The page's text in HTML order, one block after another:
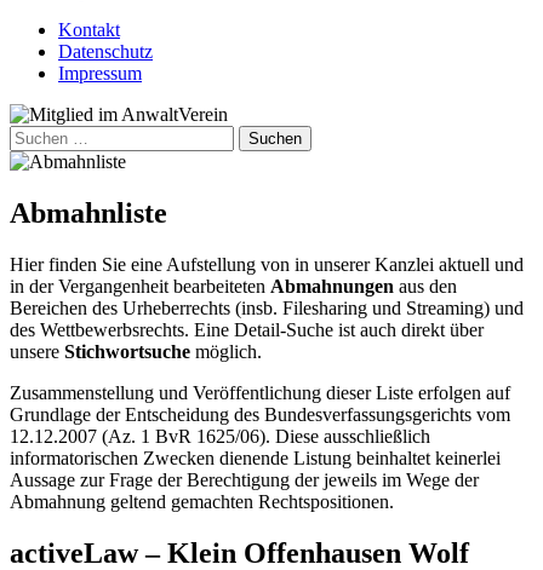
Kontakt
Datenschutz
Impressum
Suchen
nach:
Abmahnliste
Hier finden Sie eine Aufstellung von in unserer Kanzlei aktuell und
in der Vergangenheit bearbeiteten Abmahnungen aus den
Bereichen des Urheberrechts (insb. Filesharing und Streaming) und
des Wettbewerbsrechts. Eine Detail-Suche ist auch direkt über
unsere Stichwortsuche möglich.
Zusammenstellung und Veröffentlichung dieser Liste erfolgen auf
Grundlage der Entscheidung des Bundesverfassungsgerichts vom
12.12.2007 (Az. 1 BvR 1625/06). Diese ausschließlich
informatorischen Zwecken dienende Listung beinhaltet keinerlei
Aussage zur Frage der Berechtigung der jeweils im Wege der
Abmahnung geltend gemachten Rechtspositionen.
activeLaw – Klein Offenhausen Wolf